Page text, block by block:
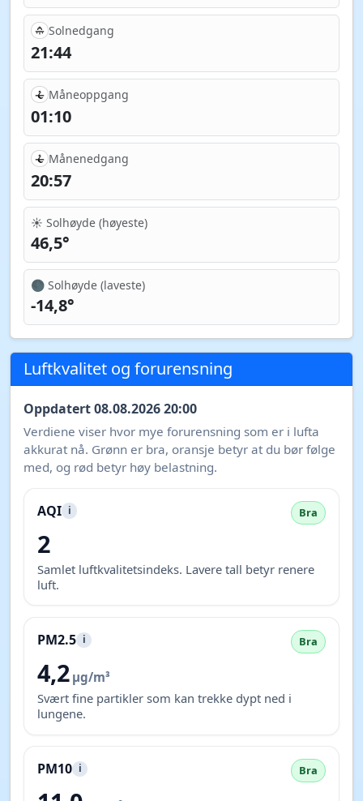
Solnedgang
21:44
Måneoppgang
01:10
Månenedgang
20:57
☀️ Solhøyde (høyeste)
46,5°
🌑 Solhøyde (laveste)
-14,8°
Luftkvalitet og forurensning
Oppdatert 08.08.2026 20:00
Verdiene viser hvor mye forurensning som er i lufta
akkurat nå. Grønn er bra, oransje betyr at du bør følge
med, og rød betyr høy belastning.
AQI i Bra
2
Samlet luftkvalitetsindeks. Lavere tall betyr renere
luft.
PM2.5 i Bra
4,2 µg/m³
Svært fine partikler som kan trekke dypt ned i
lungene.
PM10 i Bra